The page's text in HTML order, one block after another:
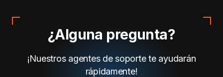
¿Alguna pregunta?
¡Nuestros agentes de soporte te ayudarán
rápidamente!